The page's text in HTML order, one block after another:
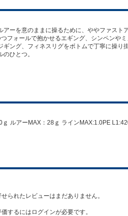
ーを意のままに操るために、ややファス
フォールで抱かせるエギング、シンペンや
ング、フィネスリグをボトムで丁寧に操
ひとつ。
ルアーMAX：28ｇ ラインMAX:1.0PE
られたレビューはまだありません。
するには ログインが必要です。